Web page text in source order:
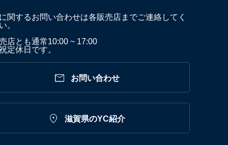
関するお問い合わせは各販売店までご連絡してく
。
店とも通常10:00 ~ 17:00
定休日です。
 お問い合わせ
 滋賀県のYC紹介